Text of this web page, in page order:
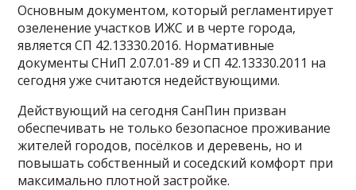
Основным документом, который регламентирует
озеленение участков ИЖС и в черте города,
является СП 42.13330.2016. Нормативные
документы СНиП 2.07.01-89 и СП 42.13330.2011 на
сегодня уже считаются недействующими.
Действующий на сегодня СанПин призван
обеспечивать не только безопасное проживание
жителей городов, посёлков и деревень, но и
повышать собственный и соседский комфорт при
максимально плотной застройке.